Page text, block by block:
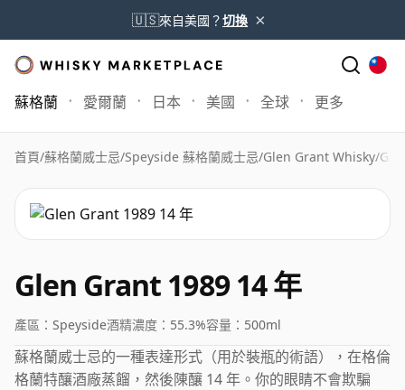
🇺🇸來自美國？切換 ×
蘇格蘭 愛爾蘭 日本 美國 全球 更多
首頁/蘇格蘭威士忌/Speyside 蘇格蘭威士忌/Glen Grant Whisky/
Glen Grant 1989 14 年
產區： Speyside酒精濃度： 55.3%容量： 500ml
蘇格蘭威士忌的一種表達形式（用於裝瓶的術語），在格倫
格蘭特釀酒廠蒸餾，然後陳釀 14 年。你的眼睛不會欺騙